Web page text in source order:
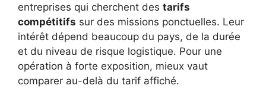
entreprises qui cherchent des tarifs
compétitifs sur des missions ponctuelles. Leur
intérêt dépend beaucoup du pays, de la durée
et du niveau de risque logistique. Pour une
opération à forte exposition, mieux vaut
comparer au-delà du tarif affiché.